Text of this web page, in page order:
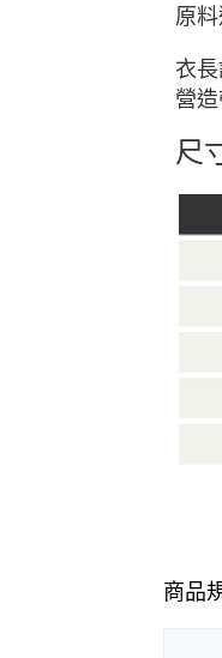
原
衣
營
尺
商品